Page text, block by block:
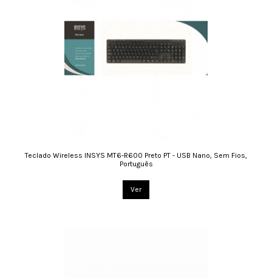
Teclado Wireless INSYS MT6-R600 Preto PT - USB Nano, Sem Fios,
Português
Ver